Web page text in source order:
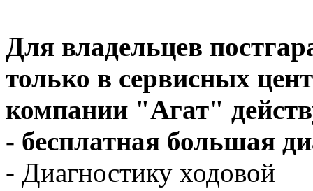
Для владельцев
только в сервисных
компании "Агат"
- бесплатная большая
- Диагностику ходовой